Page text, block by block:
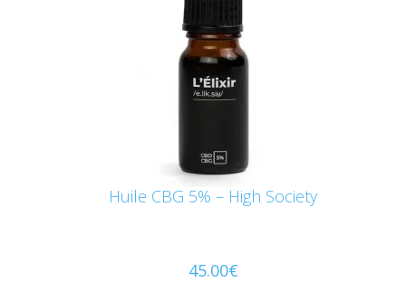
Huile CBG 5% – High Society
45.00€